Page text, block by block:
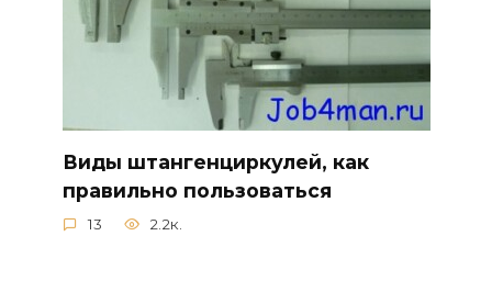
Виды штангенциркулей, как
правильно пользоваться
13 2.2к.